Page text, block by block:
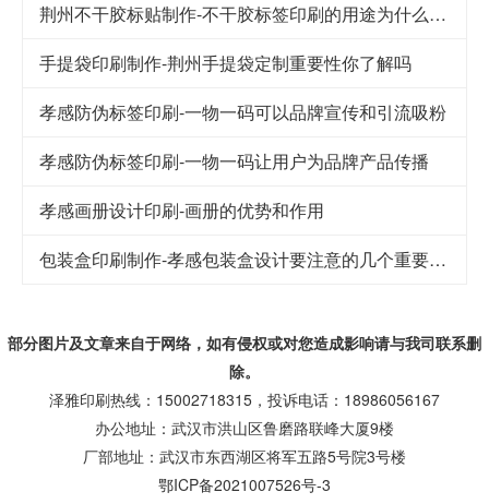
荆州不干胶标贴制作-不干胶标签印刷的用途为什么这么广泛
手提袋印刷制作-荆州手提袋定制重要性你了解吗
孝感防伪标签印刷-一物一码可以品牌宣传和引流吸粉
孝感防伪标签印刷-一物一码让用户为品牌产品传播
孝感画册设计印刷-画册的优势和作用
包装盒印刷制作-孝感包装盒设计要注意的几个重要因素
部分图片及文章来自于网络，如有侵权或对您造成影响请与我司联系删
除。
泽雅印刷热线：15002718315，投诉电话：18986056167
办公地址：武汉市洪山区鲁磨路联峰大厦9楼
厂部地址：武汉市东西湖区将军五路5号院3号楼
鄂ICP备2021007526号-3